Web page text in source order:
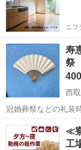
ニフ
寿
西
冠婚葬祭などの礼装
状態で保管しておりました。 日本舞踊の練習用
た。 和装の際の小物としてもお使いいただけます。 【商品名】寿恵廣
（末広） 【状態】経
茨城 取手市
≪
工